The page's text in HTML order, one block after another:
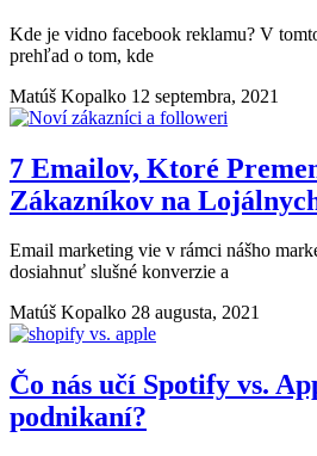
Kde je vidno facebook reklamu? V
prehľad o tom, kde
Matúš Kopalko 12 septembra, 2021
7 Emailov, Ktoré
Zákazníkov na
Email marketing vie v rámci nášho
dosiahnuť slušné konverzie a
Matúš Kopalko 28 augusta, 2021
Čo nás učí Spotify vs.
podnikaní?